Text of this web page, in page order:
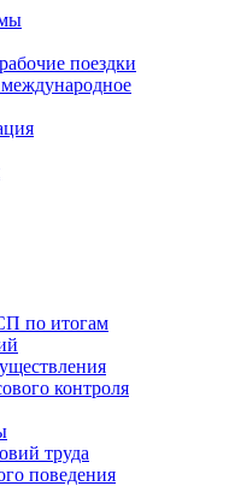
поездки
по итогам
контроля
труда
поведения